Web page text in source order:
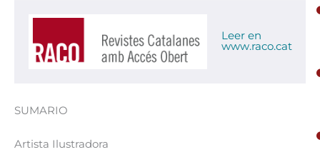
Leer en
www.raco.cat
SUMARIO
Artista Ilustradora